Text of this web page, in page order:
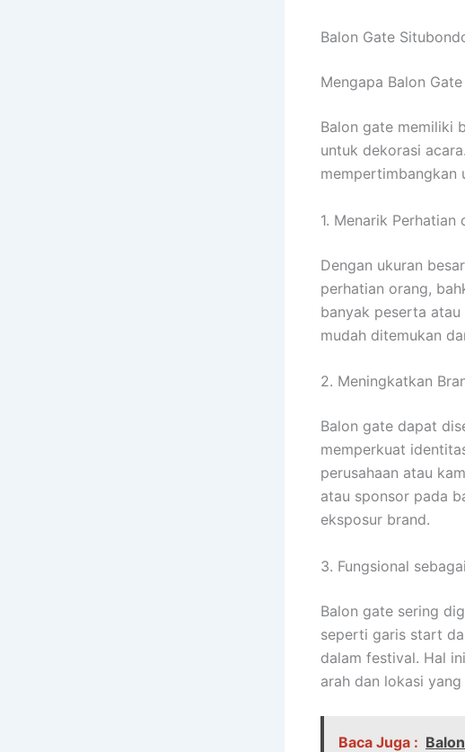
Balon Gate
Mengapa Balon
Balon gate memiliki
untuk dekorasi
mempertimbangkan
1. Menarik
Dengan ukuran
perhatian orang,
banyak peserta
mudah ditemukan
2. Meningkatkan
Balon gate dapat
memperkuat
perusahaan atau
atau sponsor pada
eksposur brand.
3. Fungsional
Balon gate sering
seperti garis start
dalam festival. Hal
arah dan lokasi
Baca Juga :